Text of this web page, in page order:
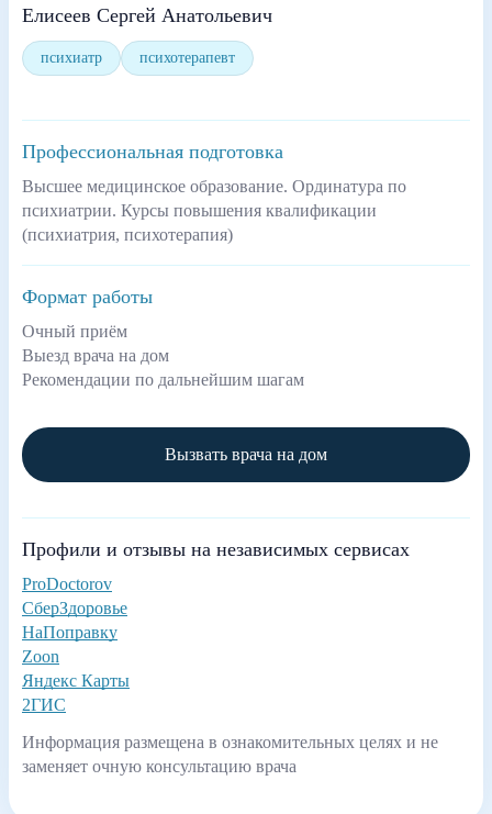
Елисеев Сергей Анатольевич
психиатр психотерапевт
Профессиональная подготовка
Высшее медицинское образование. Ординатура по
психиатрии. Курсы повышения квалификации
(психиатрия, психотерапия)
Формат работы
Очный приём
Выезд врача на дом
Рекомендации по дальнейшим шагам
Вызвать врача на дом
Профили и отзывы на независимых сервисах
ProDoctorov
СберЗдоровье
НаПоправку
Zoon
Яндекс Карты
2ГИС
Информация размещена в ознакомительных целях и не
заменяет очную консультацию врача